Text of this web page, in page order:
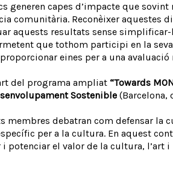
generen capes d’impacte que
comunitària. Reconèixer aquestes
aquests resultats sense
que tothom participi en la
eines per a una
del programa ampliat “Towards
Sostenible (Barcelona,
membres debatran com defensar
per a la cultura. En aquest
potenciar el valor de la cultura, l’art